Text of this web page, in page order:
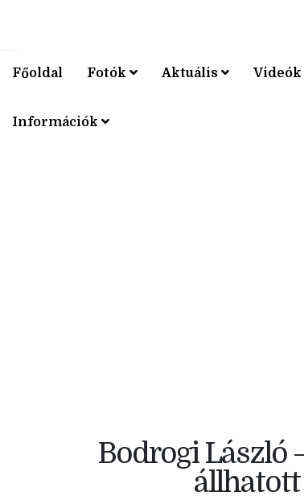
Főoldal Fotók Aktuális Videók
Információk
Bodrogi László
állhatott